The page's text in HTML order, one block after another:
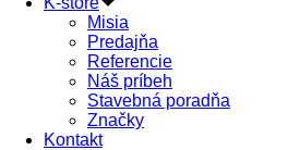
Misia
Predajňa
Referencie
Náš príbeh
Stavebná poradňa
Značky
Kontakt